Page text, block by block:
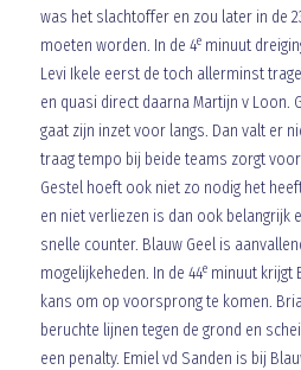
was het slachtoffer en zou later in de
moeten worden. In de 4eminuut
Levi Ikele eerst de toch allerminst
en quasi direct daarna Martijn v Loon.
gaat zijn inzet voor langs. Dan valt er
traag tempo bij beide teams zorgt
Gestel hoeft ook niet zo nodig het
en niet verliezen is dan ook belangrijk
snelle counter. Blauw Geel is
mogelijkeheden. In de 44eminuut krijgt
kans om op voorsprong te komen.
beruchte lijnen tegen de grond en
een penalty. Emiel vd Sanden is bij